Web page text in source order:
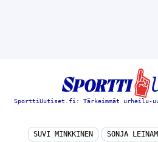
SporttiUutiset.fi: Tärkeimmät urheilu-
SUVI MINKKINEN SONJA